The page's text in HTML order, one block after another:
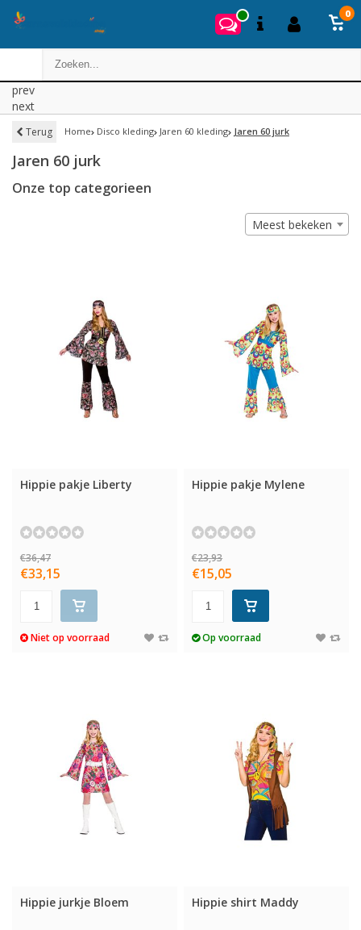
0
prev
next
Terug Home Disco kleding Jaren 60 kleding Jaren 60 jurk
Jaren 60 jurk
Onze top categorieen
Meest bekeken
Hippie pakje Liberty
€36,47
€33,15
Niet op voorraad
Hippie pakje Mylene
€23,93
€15,05
Op voorraad
Hippie jurkje Bloem Hippie shirt Maddy